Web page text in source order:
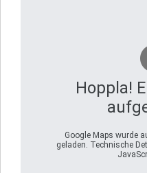
Hoppla!
Google Maps wurde
geladen. Technische